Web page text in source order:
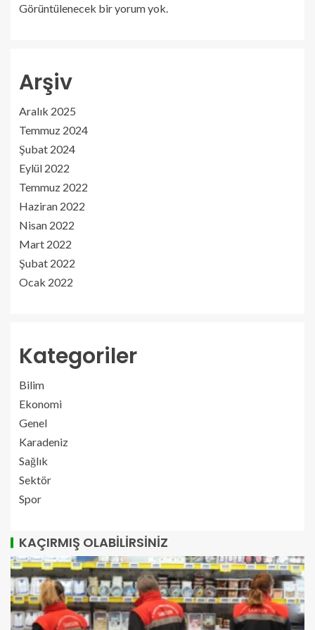
Görüntülenecek bir yorum yok.
Arşiv
Aralık 2025
Temmuz 2024
Şubat 2024
Eylül 2022
Temmuz 2022
Haziran 2022
Nisan 2022
Mart 2022
Şubat 2022
Ocak 2022
Kategoriler
Bilim
Ekonomi
Genel
Karadeniz
Sağlık
Sektör
Spor
KAÇIRMIŞ OLABILIRSINIZ